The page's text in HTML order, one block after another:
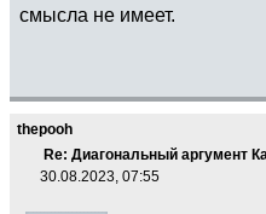
смысла не имеет.
thepooh
Re: Диагональный аргумент
30.08.2023, 07:55